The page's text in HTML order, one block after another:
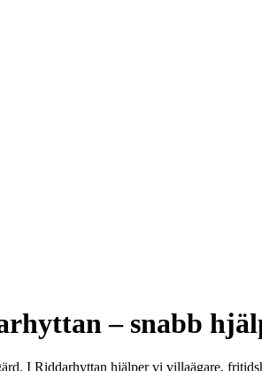
– snabb
I Riddarhyttan hjälper vi villaägare,